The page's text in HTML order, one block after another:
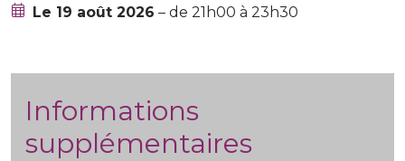
Le 19 août 2026 – de 21h00 à 23h30
Informations
supplémentaires